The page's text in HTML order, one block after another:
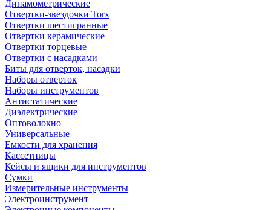
Динамометрические
Отвертки-звездочки Torx
Отвертки шестигранные
Отвертки керамические
Отвертки торцевые
Отвертки с насадками
Биты для отверток, насадки
Наборы отверток
Наборы инструментов
Антистатические
Диэлектрические
Оптоволокно
Универсальные
Емкости для хранения
Кассетницы
Кейсы и ящики для инструментов
Сумки
Измерительные инструменты
Электроинструмент